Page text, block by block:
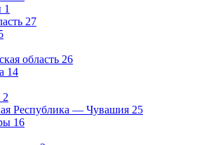
1
27
область 26
14
2
Республика — Чувашия 25
16